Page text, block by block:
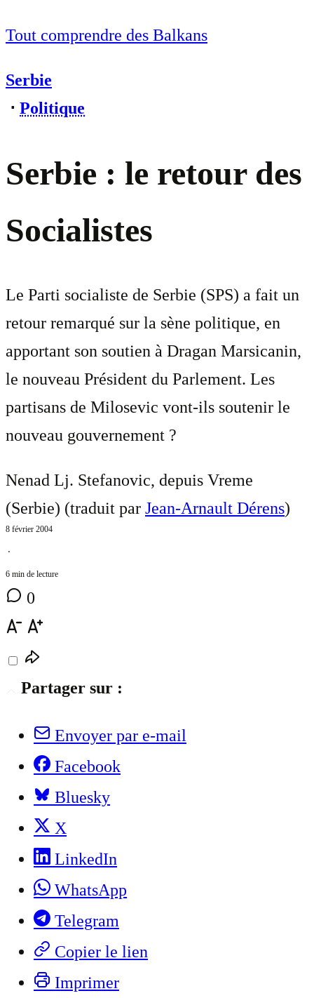
Tout comprendre des Balkans
Serbie
⋅ Politique
Serbie : le retour des
Socialistes
Le Parti socialiste de Serbie (SPS) a fait un
retour remarqué sur la sène politique, en
apportant son soutien à Dragan Marsicanin,
le nouveau Président du Parlement. Les
partisans de Milosevic vont-ils soutenir le
nouveau gouvernement ?
Nenad Lj. Stefanovic, depuis Vreme
(Serbie) (traduit par Jean-Arnault Dérens)
8 février 2004
⋅
6 min de lecture
0
Partager sur :
Envoyer par e-mail
Facebook
Bluesky
X
LinkedIn
WhatsApp
Telegram
Copier le lien
Imprimer